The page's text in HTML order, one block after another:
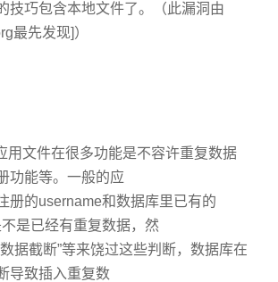
技巧包含本地文件了。（此漏洞由
最先发现]）
文件在很多功能是不容许重复数据
功能等。一般的应
册的username和数据库里已有的
是已经有重复数据，然
据截断”等来饶过这些判断，数据库在
导致插入重复数